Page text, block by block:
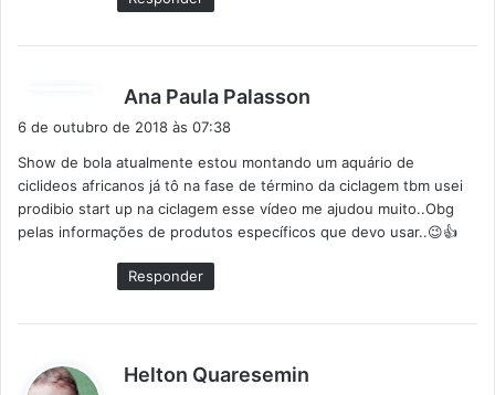
Ana Paula Palasson
s
e
:
6 de outubro de 2018 às 07:38
Show de bola atualmente estou montando um aquário de
ciclideos africanos já tô na fase de término da ciclagem tbm usei
prodibio start up na ciclagem esse vídeo me ajudou muito..Obg
pelas informações de produtos específicos que devo usar..😉👍
Responder
Helton Quaresemin